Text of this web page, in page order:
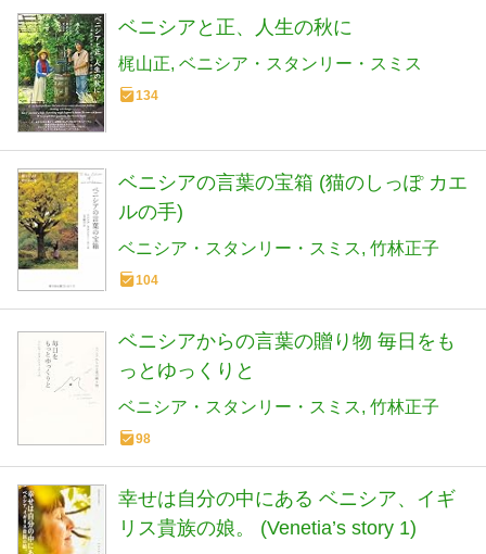
ベニシアと正、人生の秋に
梶山正 ベニシア・スタンリー・スミス
134
ベニシアの言葉の宝箱 (猫のしっぽ カエ
ルの手)
ベニシア・スタンリー・スミス 竹林正子
104
ベニシアからの言葉の贈り物 毎日をも
っとゆっくりと
ベニシア・スタンリー・スミス 竹林正子
98
幸せは自分の中にある ベニシア、イギ
リス貴族の娘。 (Venetia’s story 1)